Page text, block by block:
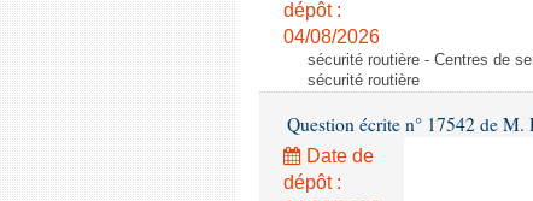
dépôt :
04/08/2026
sécurité routière - Centres de
sécurité routière
Question écrite n° 17542 de M.
Date de
dépôt :